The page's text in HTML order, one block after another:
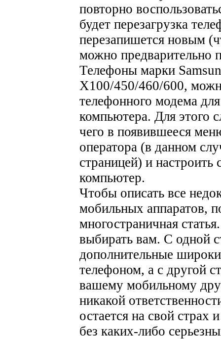
повторно
будет перезагрузка
перезапишется новым
можно предварительно
Телефоны марки
Х100/450/460/600,
телефонного модема
компьютера. Для этого
чего в появившееся
оператора (в данном
страницей) и
компьютер.
Чтобы описать все
мобильных аппаратов,
многостраничная
выбирать вам. С одной
дополнительные
телефоном, а с другой
вашему мобильному
никакой
остается на свой страх
без каких-либо